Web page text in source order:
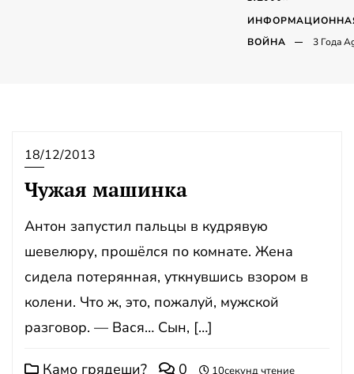
ВОЙНА
3 Года
18/12/2013
Чужая машинка
Антон запустил пальцы в кудрявую
шевелюру, прошёлся по комнате. Жена
сидела потерянная, уткнувшись взором в
колени. Что ж, это, пожалуй, мужской
разговор. — Вася… Сын, […]
Камо грядеши? 0 10секунд чтение